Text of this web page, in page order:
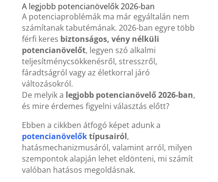
A legjobb potencianövelők 2026-ban
A potenciaproblémák ma már egyáltalán nem
számítanak tabutémának. 2026-ban egyre több
férfi keres biztonságos, vény nélküli
potencianövelőt, legyen szó alkalmi
teljesítménycsökkenésről, stresszről,
fáradtságról vagy az életkorral járó
változásokról.
De melyik a legjobb potencianövelő 2026-ban,
és mire érdemes figyelni választás előtt?
Ebben a cikkben átfogó képet adunk a
potencianövelőktípusairól,
hatásmechanizmusáról, valamint arról, milyen
szempontok alapján lehet eldönteni, mi számít
valóban hatásos megoldásnak.